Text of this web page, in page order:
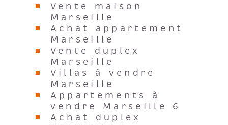
Vente maison
Marseille
Achat appartement
Marseille
Vente duplex
Marseille
Villas à vendre
Marseille
Appartements à
vendre Marseille 6
Achat duplex